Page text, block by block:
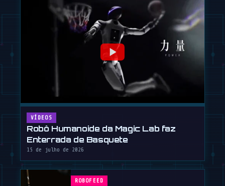
VÍDEOS
Robô Humanoide da Magic Lab faz
Enterrada de Basquete
15 de julho de 2026
ROBOFEED